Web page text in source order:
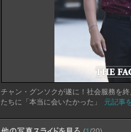
チャン・グンソクが遂に！社会服務を
たちに「本当に会いたかった」
元記事